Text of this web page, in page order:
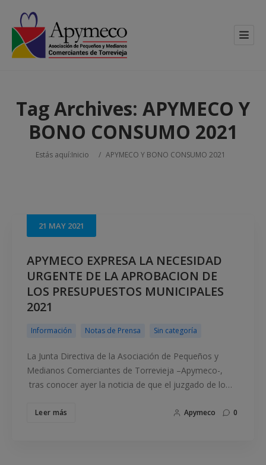
Tag Archives: APYMECO Y
BONO CONSUMO 2021
Estás aquí:Inicio / APYMECO Y BONO CONSUMO 2021
21 MAY 2021
APYMECO EXPRESA LA NECESIDAD
URGENTE DE LA APROBACION DE
LOS PRESUPUESTOS MUNICIPALES
2021
Información Notas de Prensa Sin categoría
La Junta Directiva de la Asociación de Pequeños y
Medianos Comerciantes de Torrevieja –Apymeco-,
tras conocer ayer la noticia de que el juzgado de lo…
Leer más Apymeco 0